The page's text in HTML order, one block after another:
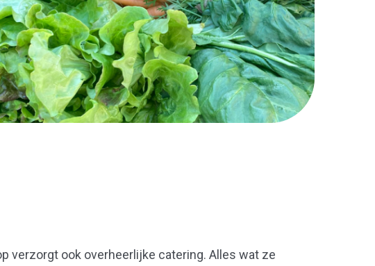
verzorgt ook overheerlijke catering. Alles wat ze